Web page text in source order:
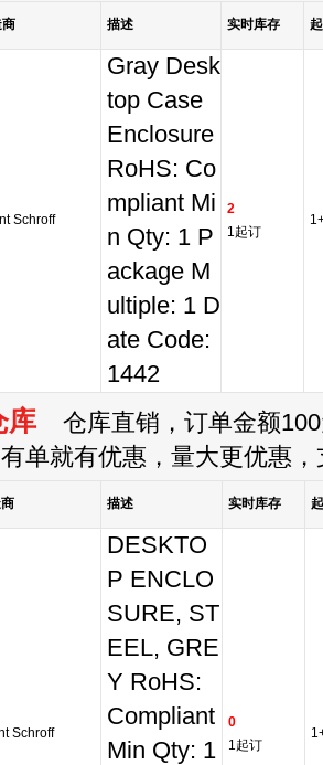
描述 实时库存
Schroff
Gray Desk
top Case
Enclosure
RoHS: Co
mpliant Mi
n Qty: 1 P
ackage M
ultiple: 1 D
ate Code:
1442
2
1起订
库 仓库直销，订单金额
单就有优惠，量大更优惠
描述 实时库存
Schroff
DESKTO
P ENCLO
SURE, ST
EEL, GRE
Y RoHS:
Compliant
Min Qty: 1
0
1起订